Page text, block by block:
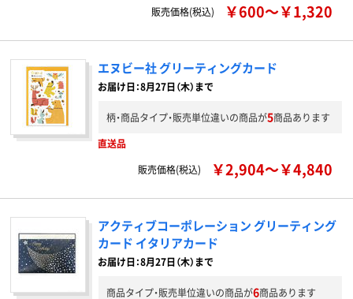
販売価格(税込)
￥600～￥1,320
エヌビー社 グリーティングカード
お届け日：8月27日（木）まで
柄・商品タイプ・販売単位違いの商品が5商品あります
直送品
販売価格(税込)
￥2,904～￥4,840
アクティブコーポレーション グリーティング
カード イタリアカード
お届け日：8月27日（木）まで
商品タイプ・販売単位違いの商品が6商品あります